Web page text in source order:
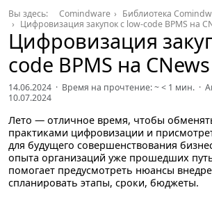
Вы здесь: Comindware Библиотека
Цифровизация закупок с low-code BPMS на
Цифровизация
code BPMS на
14.06.2024 · Время на прочтение: ~< 1 мин. ·
10.07.2024
Лето — отличное время, чтобы
практиками цифровизации и
для будущего совершенствования
опыта организаций уже прошедших
помогает предусмотреть нюансы
спланировать этапы, сроки, бюджеты.